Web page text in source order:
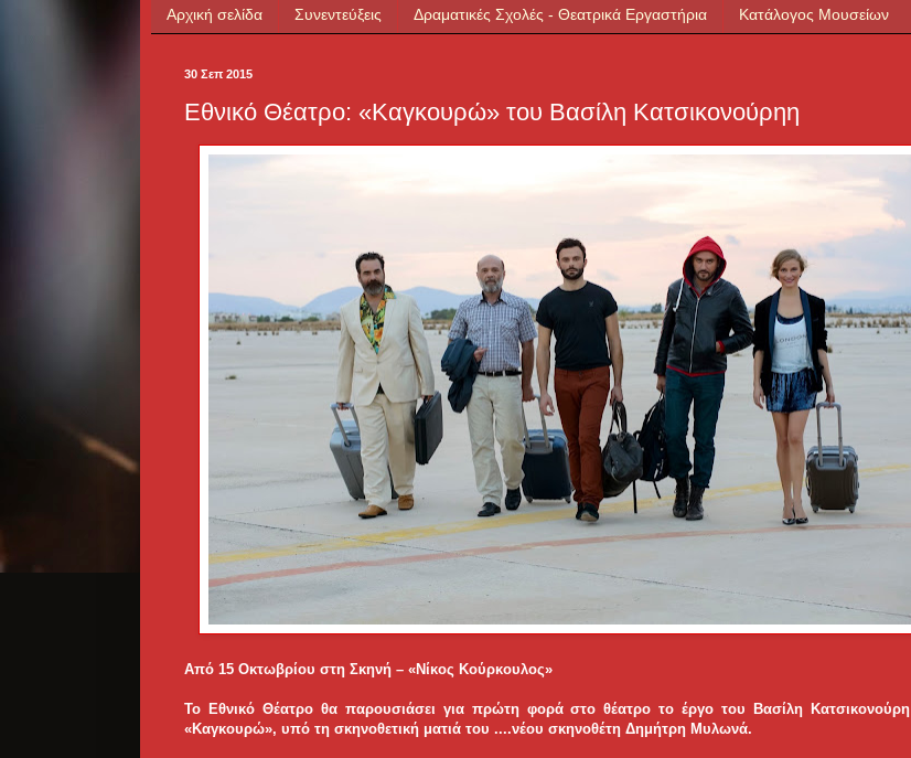
Αρχική σελίδα Συνεντεύξεις Δραματικές Σχολές - Θεατρικά Εργαστήρια Κατάλογος Μουσείων
30 Σεπ 2015
Εθνικό Θέατρο: «Καγκουρώ» του Βασίλη Κατσικονούρηη
Από 15 Οκτωβρίου στη Σκηνή – «Νίκος Κούρκουλος»
Το Εθνικό Θέατρο θα παρουσιάσει για πρώτη φορά στο θέατρο το έργο του Βασίλη Κατσικονούρη
«Καγκουρώ», υπό τη σκηνοθετική ματιά του ....νέου σκηνοθέτη Δημήτρη Μυλωνά.